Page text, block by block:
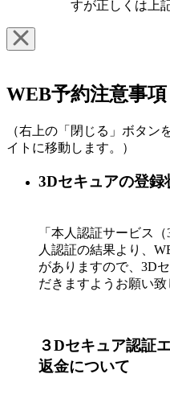
すが正しくは上
WEB予約注意事項
（右上の「閉じる」ボタン
イトに移動します。）
3Dセキュアの登
「本人認証サービス
人認証の結果より、
がありますので、3D
だきますようお願い致
３Dセキュア認証
返金につい